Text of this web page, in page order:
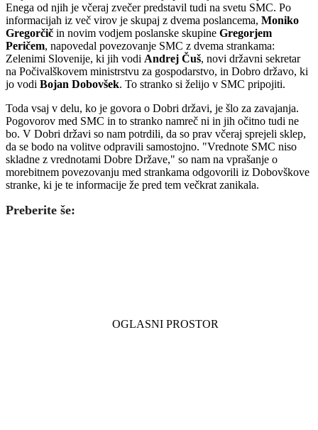
Enega od njih je včeraj zvečer predstavil tudi na svetu SMC. Po
informacijah iz več virov je skupaj z dvema poslancema, Moniko
Gregorčič in novim vodjem poslanske skupine Gregorjem
Peričem, napovedal povezovanje SMC z dvema strankama:
Zelenimi Slovenije, ki jih vodi Andrej Čuš, novi državni sekretar
na Počivalškovem ministrstvu za gospodarstvo, in Dobro državo, ki
jo vodi Bojan Dobovšek. To stranko si želijo v SMC pripojiti.
Toda vsaj v delu, ko je govora o Dobri državi, je šlo za zavajanja.
Pogovorov med SMC in to stranko namreč ni in jih očitno tudi ne
bo. V Dobri državi so nam potrdili, da so prav včeraj sprejeli sklep,
da se bodo na volitve odpravili samostojno. "Vrednote SMC niso
skladne z vrednotami Dobre Države," so nam na vprašanje o
morebitnem povezovanju med strankama odgovorili iz Dobovškove
stranke, ki je te informacije že pred tem večkrat zanikala.
Preberite še: